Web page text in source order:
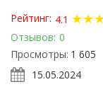
Рейтинг: 4.1 ★★
Отзывов: 0
Просмотры: 1 605
15.05.2024